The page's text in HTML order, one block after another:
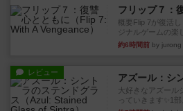
フリップ７：
概要Flip 7が復活
ジナルゲームの楽
約6時間前 by jurong
レビュー アズール：シ
大好きなアズール
っていきます✨1部